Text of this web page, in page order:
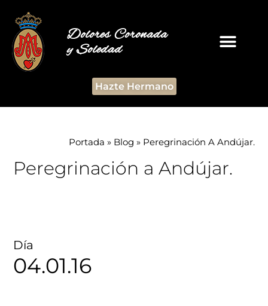
Dolores Coronada
y Soledad
Hazte Hermano
Portada » Blog » Peregrinación A Andújar.
Peregrinación a Andújar.
Día
04.01.16